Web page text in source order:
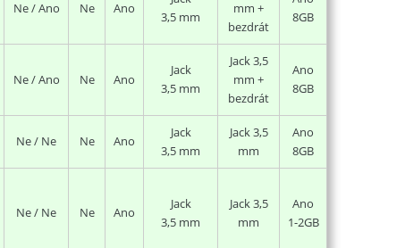
Ne / Ano Ne Ano
3,5 mm
mm +
bezdrát
8GB
Ne / Ano Ne Ano
Jack
3,5 mm
Jack 3,5
mm +
bezdrát
Ano
8GB
Ne / Ne Ne Ano
Jack
3,5 mm
Jack 3,5
mm
Ano
8GB
Ne / Ne Ne Ano
Jack
3,5 mm
Jack 3,5
mm
Ano
1-2GB